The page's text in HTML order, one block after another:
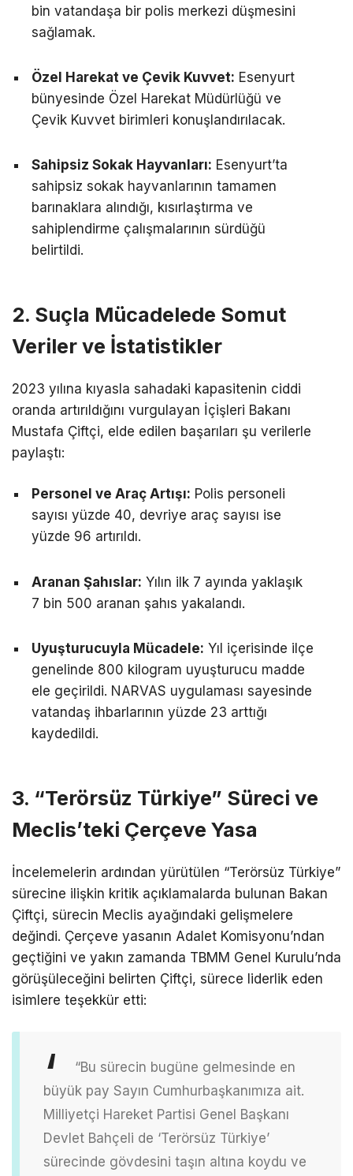
bin vatandaşa bir polis merkezi düşmesini
sağlamak.
Özel Harekat ve Çevik Kuvvet: Esenyurt
bünyesinde Özel Harekat Müdürlüğü ve
Çevik Kuvvet birimleri konuşlandırılacak.
Sahipsiz Sokak Hayvanları: Esenyurt’ta
sahipsiz sokak hayvanlarının tamamen
barınaklara alındığı, kısırlaştırma ve
sahiplendirme çalışmalarının sürdüğü
belirtildi.
2. Suçla Mücadelede Somut
Veriler ve İstatistikler
2023 yılına kıyasla sahadaki kapasitenin ciddi
oranda artırıldığını vurgulayan İçişleri Bakanı
Mustafa Çiftçi, elde edilen başarıları şu verilerle
paylaştı:
Personel ve Araç Artışı: Polis personeli
sayısı yüzde 40, devriye araç sayısı ise
yüzde 96 artırıldı.
Aranan Şahıslar: Yılın ilk 7 ayında yaklaşık
7 bin 500 aranan şahıs yakalandı.
Uyuşturucuyla Mücadele: Yıl içerisinde ilçe
genelinde 800 kilogram uyuşturucu madde
ele geçirildi. NARVAS uygulaması sayesinde
vatandaş ihbarlarının yüzde 23 arttığı
kaydedildi.
3. “Terörsüz Türkiye” Süreci ve
Meclis’teki Çerçeve Yasa
İncelemelerin ardından yürütülen “Terörsüz Türkiye”
sürecine ilişkin kritik açıklamalarda bulunan Bakan
Çiftçi, sürecin Meclis ayağındaki gelişmelere
değindi. Çerçeve yasanın Adalet Komisyonu’ndan
geçtiğini ve yakın zamanda TBMM Genel Kurulu’nda
görüşüleceğini belirten Çiftçi, sürece liderlik eden
isimlere teşekkür etti:
“Bu sürecin bugüne gelmesinde en
büyük pay Sayın Cumhurbaşkanımıza ait.
Milliyetçi Hareket Partisi Genel Başkanı
Devlet Bahçeli de ‘Terörsüz Türkiye’
sürecinde gövdesini taşın altına koydu ve